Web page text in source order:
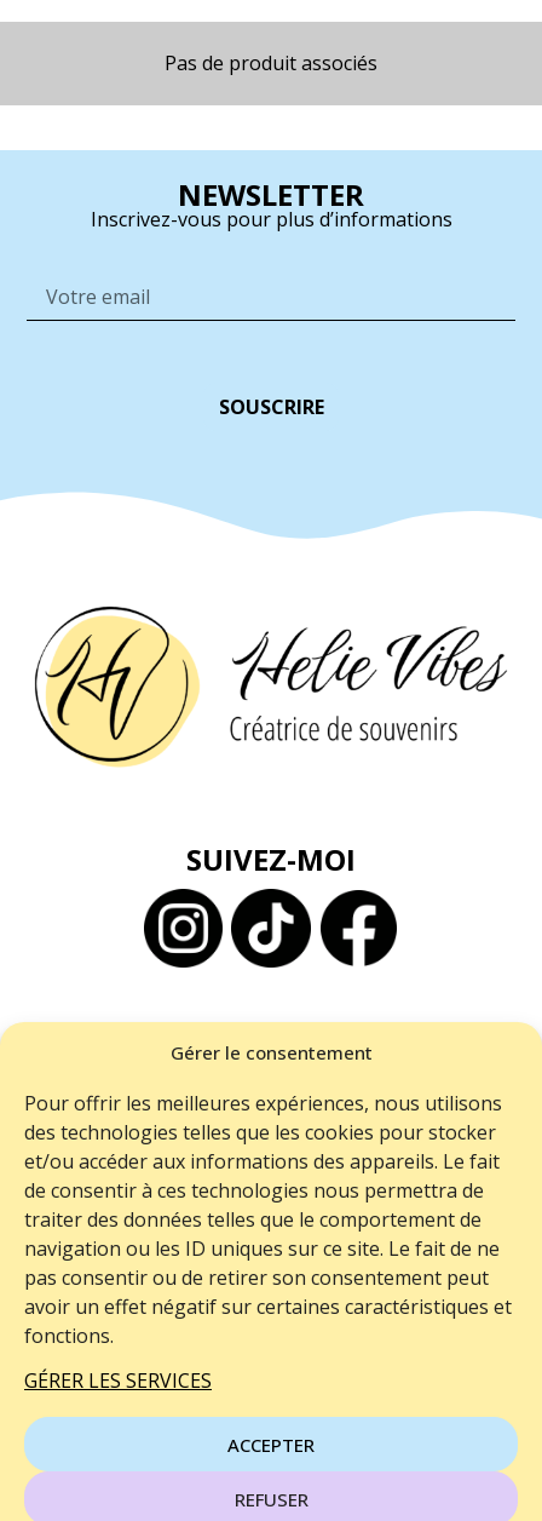
Gérer le consentement
Pour offrir les meilleures expériences, nous utilisons
des technologies telles que les cookies pour stocker
et/ou accéder aux informations des appareils. Le fait
de consentir à ces technologies nous permettra de
traiter des données telles que le comportement de
navigation ou les ID uniques sur ce site. Le fait de ne
pas consentir ou de retirer son consentement peut
avoir un effet négatif sur certaines caractéristiques et
fonctions.
GÉRER LES SERVICES
ACCEPTER
REFUSER
Pas de produit associés
NEWSLETTER
Inscrivez-vous pour plus d’informations
SOUSCRIRE
SUIVEZ-MOI
BESOIN D'AIDE ?
LIVRAISON
RETOURS
FAQ
CGV